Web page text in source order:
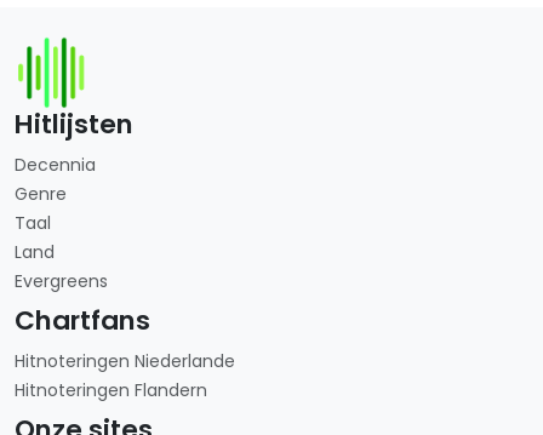
Hitlijsten
Decennia
Genre
Taal
Land
Evergreens
Chartfans
Hitnoteringen Niederlande
Hitnoteringen Flandern